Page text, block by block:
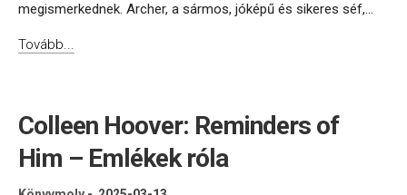
megismerkednek. Archer, a sármos, jóképű és sikeres séf,...
Tovább...
Colleen Hoover: Reminders of
Him – Emlékek róla